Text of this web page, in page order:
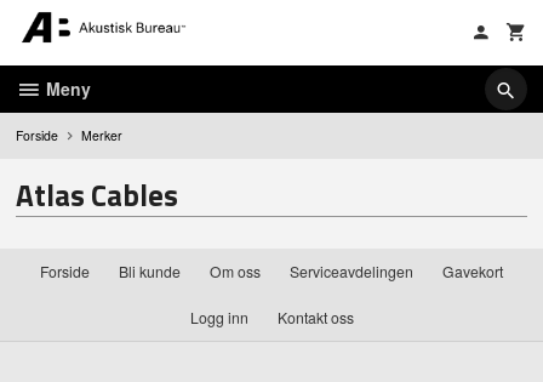
innholdet
Meny
Forside Merker
Atlas Cables
Forside Bli kunde Om oss Serviceavdelingen Gavekort
Logg inn Kontakt oss